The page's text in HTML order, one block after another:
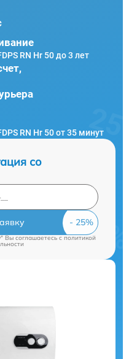
RN Hr 50 до 3 лет
RN Hr 50 от 35 минут
со
Вы соглашаетесь cполитикой